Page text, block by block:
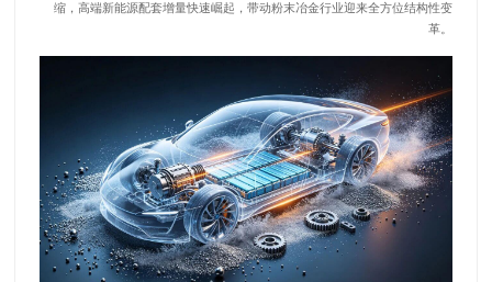
缩，高端新能源配套增量快速崛起，带动粉末冶金行业迎来全方位结构性变
革。